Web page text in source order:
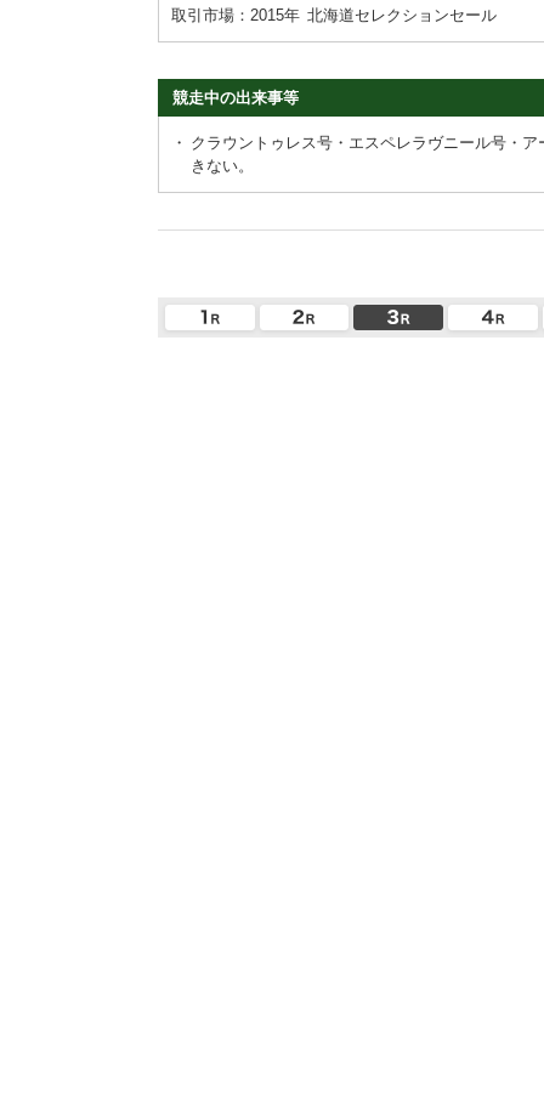
取引市場：2015年 北海道セレクションセール
競走中の出来事等
・ クラウントゥレス号・エスペレラヴニール号・
きない。